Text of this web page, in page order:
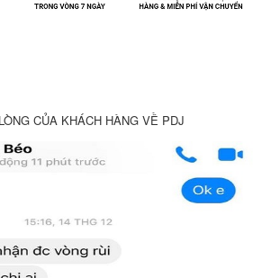
CỦA KHÁCH HÀNG VỀ PDJ